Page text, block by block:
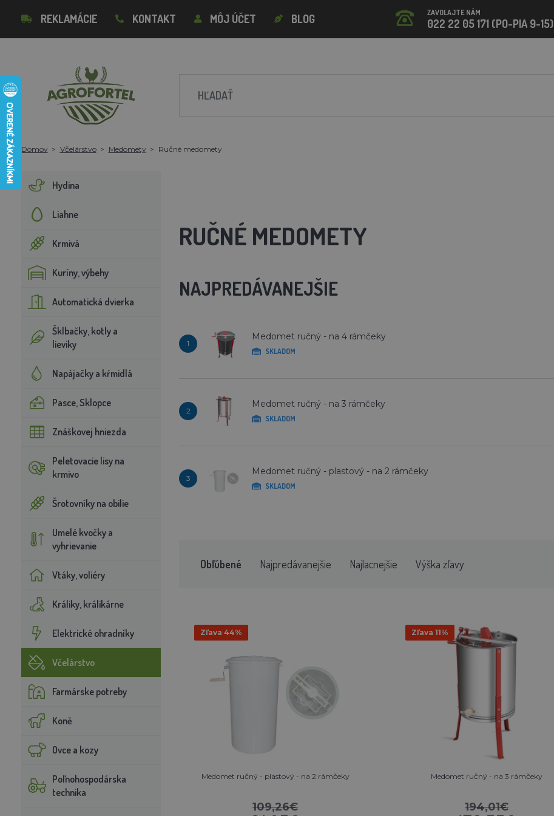
REKLAMÁCIE KONTAKT MÔJ ÚČET BLOG ZAVOLAJTE NÁM
022 22 05 171 (PO-PIA 9-15)
Domov Včelárstvo Medomety Ručné medomety
Hydina
Liahne
Krmivá
Kuríny, výbehy
Automatická dvierka
Šklbačky, kotly a
lieviky
Napájačky a kŕmidlá
Pasce, Sklopce
Znáškovej hniezda
Peletovacie lisy na
krmivo
Šrotovníky na obilie
Umelé kvočky a
vyhrievanie
Vtáky, voliéry
Králiky, králikárne
Elektrické ohradníky
Včelárstvo
Farmárske potreby
Koně
Ovce a kozy
Poľnohospodárska
technika
RUČNÉ MEDOMETY
NAJPREDÁVANEJŠIE
1
Medomet ručný - na 4 rámčeky
SKLADOM
2
Medomet ručný - na 3 rámčeky
SKLADOM
3
Medomet ručný - plastový - na 2 rámčeky
SKLADOM
Obľúbené Najpredávanejšie Najlacnejšie Výška zľavy
Zľava 44%
Medomet ručný - plastový - na 2 rámčeky
109,26€
Zľava 11%
Medomet ručný - na 3 rámčeky
194,01€